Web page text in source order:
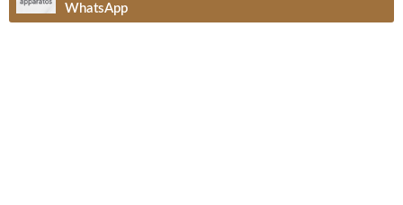
WhatsApp